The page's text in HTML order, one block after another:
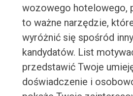
wozowego hotelowego,
to ważne narzędzie,
wyróżnić się spośród
kandydatów. List
przedstawić Twoje
doświadczenie i